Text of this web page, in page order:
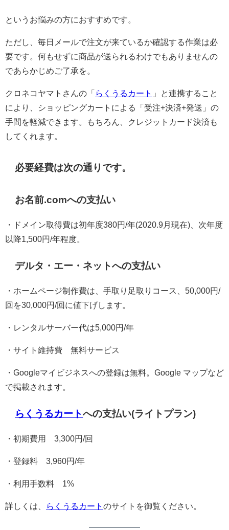
というお悩みの方におすすめです。
ただし、毎日メールで注文が来ているか確認する作業は必
要です。何もせずに商品が送られるわけでもありませんの
であらかじめご了承を。
クロネコヤマトさんの「 らくうるカート
」と連携すること
により、ショッピングカートによる「受注+決済+発送」の
手間を軽減できます。もちろん、クレジットカード決済も
してくれます。
必要経費は次の通りです。
お名前.comへの支払い
・ドメイン取得費は初年度380円/年(2020.9月現在)、次年度
以降1,500円/年程度。
デルタ・エー・ネットへの支払い
・ホームページ制作費は、手取り足取りコース、50,000円/
回を30,000円/回に値下げします。
・レンタルサーバー代は5,000円/年
・サイト維持費 無料サービス
・Googleマイビジネスへの登録は無料。Google マップなど
で掲載されます。
らくうるカートへの支払い(ライトプラン)
・初期費用 3,300円/回
・登録料 3,960円/年
・利用手数料 1%
詳しくは、 らくうるカート のサイトを御覧ください。